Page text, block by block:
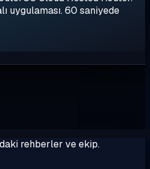
uygulaması. 60 saniyede
rehberler ve ekip.